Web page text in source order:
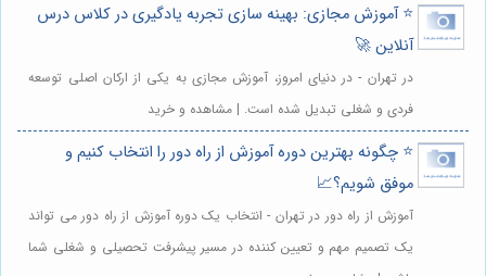
⭐️ آموزش مجازی: بهینه سازی تجربه یادگیری در کلاس درس
آنلاین 🚀
در تهران - در دنیای امروز، آموزش مجازی به یکی از ارکان اصلی توسعه
فردی و شغلی تبدیل شده است. | مشاهده و خرید
⭐️ چگونه بهترین دوره آموزش از راه دور را انتخاب کنیم و
موفق شویم؟📈
آموزش از راه دور در تهران - انتخاب یک دوره آموزش از راه دور می تواند
یک تصمیم مهم و تعیین کننده در مسیر پیشرفت تحصیلی و شغلی شما